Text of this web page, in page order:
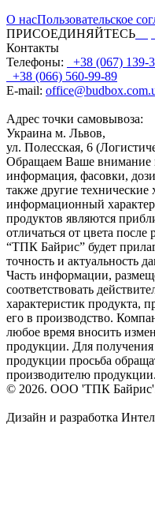
О насПользовательское
ПРИСОЕДИНЯЙТЕСЬ
Контакты
Телефоны:
+38 (067) 139-
+38 (066) 560-99-89
E-mail:
Адрес точки самовывоза:
Украина м. Львов,
ул. Полесская, 6
Обращаем Ваше внимание
информация, фасовки,
также другие технические
информационный
продуктов являются
отличаться от цвета
“ТПК Байрис” будет
точность и актуальность
Часть информации,
соответствовать
характеристик продукта,
его в производство.
любое время вносить
продукции. Для
продукции просьба
производителю продукции.
© 2026. ООО 'ТПК
Дизайн и разработка